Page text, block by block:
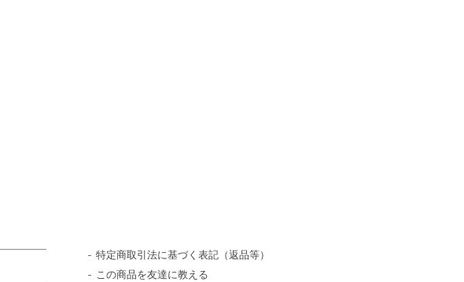
特定商取引法に基づく表記（返品等）
この商品を友達に教える